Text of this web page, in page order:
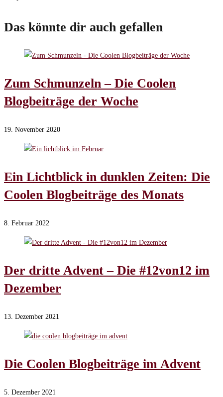
Das könnte dir auch gefallen
Zum Schmunzeln – Die Coolen
Blogbeiträge der Woche
19. November 2020
Ein Lichtblick in dunklen Zeiten: Die
Coolen Blogbeiträge des Monats
8. Februar 2022
Der dritte Advent – Die #12von12 im
Dezember
13. Dezember 2021
Die Coolen Blogbeiträge im Advent
5. Dezember 2021